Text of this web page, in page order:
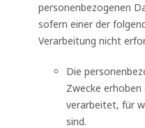
personenbezogenen
sofern einer der
Verarbeitung nicht
Die
Zwecke
verarbeitet, für
sind.